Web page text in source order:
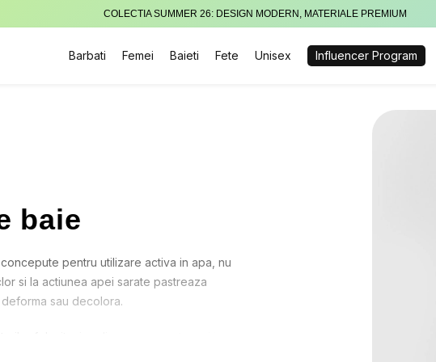
COLECTIA SUMMER 26: DESIGN MODERN, MATERIALE PREMIUM
Barbati Femei Baieti Fete Unisex Influencer Program
baie
pentru utilizare activa in apa, nu
si la actiunea apei sarate pastreaza
sau decolora.
folosite: ies din apa, se scutura si in